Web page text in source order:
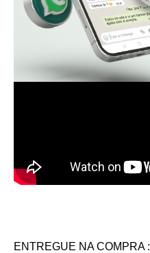
ENTREGUE NA COMPRA :